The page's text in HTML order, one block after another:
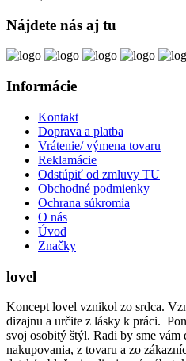
Nájdete nás aj tu
Informácie
Kontakt
Doprava a platba
Vrátenie/ výmena tovaru
Reklamácie
Odstúpiť od zmluvy TU
Obchodné podmienky
Ochrana súkromia
O nás
Úvod
Značky
lovel
Koncept lovel vznikol zo srdca.
dizajnu a určite z lásky k práci.
svoj osobitý štýl. Radi by sme
nakupovania, z tovaru a zo